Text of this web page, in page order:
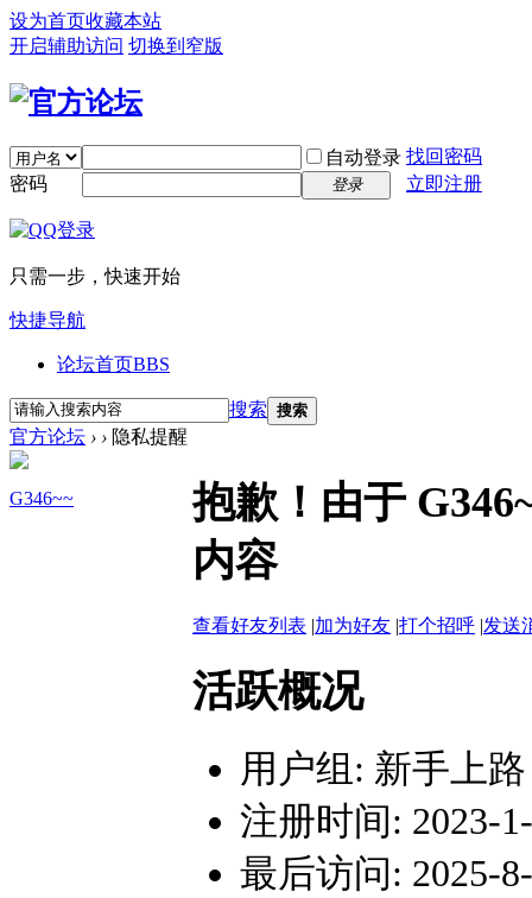
设为首页收藏本站
开启辅助访问 切换到窄版
自动登录 找回密码
密码
登录 立即注册
只需一步，快速开始
快捷导航
论坛首页BBS
搜索 搜索
官方论坛 › › 隐私提醒
G346~~
抱歉！由于
内容
查看好友列表 |加为好友 |打个招呼 |发送
活跃概况
用户组: 新手上路
注册时间: 2023-
最后访问: 2025-